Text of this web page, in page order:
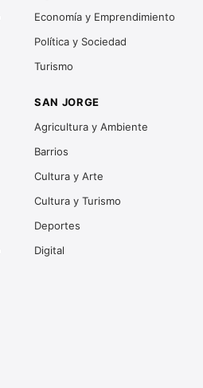
Economía y Emprendimiento
Política y Sociedad
Turismo
SAN JORGE
Agricultura y Ambiente
Barrios
Cultura y Arte
Cultura y Turismo
Deportes
Digital